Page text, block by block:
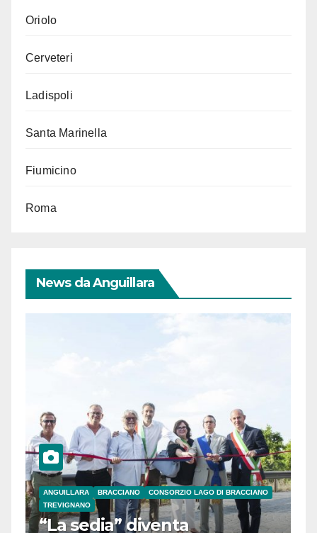
Oriolo
Cerveteri
Ladispoli
Santa Marinella
Fiumicino
Roma
News da Anguillara
ANGUILLARA BRACCIANO
CONSORZIO LAGO DI BRACCIANO
TREVIGNANO
“La sedia” diventa